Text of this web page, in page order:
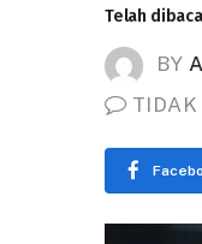
Telah
BY
TIDAK